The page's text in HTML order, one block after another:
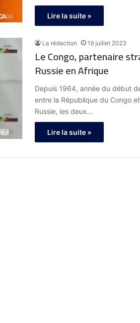
Lire la suite »
La rédaction 19 juillet 2023
Le Congo, partenaire
Russie en Afrique
Depuis 1964, année du début
entre la République du Congo
Russie, les deux…
Lire la suite »